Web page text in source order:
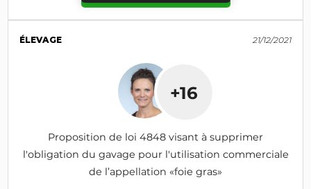
ÉLEVAGE 21/12/2021
+16
Proposition de loi 4848 visant à supprimer
l'obligation du gavage pour l'utilisation commerciale
de l’appellation «foie gras»